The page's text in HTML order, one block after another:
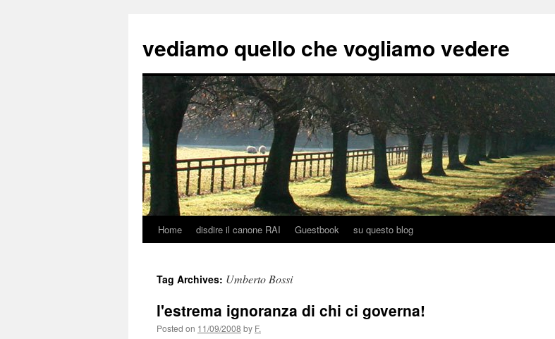
vediamo quello che vogliamo vedere
Skip
content
Home disdire il canone RAI Guestbook su questo blog
Tag Archives: Umberto Bossi
l'estrema ignoranza di chi ci governa!
Posted on 11/09/2008 by F.